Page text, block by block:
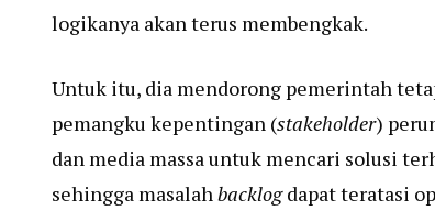
logikanya akan terus membengkak.
Untuk itu, dia mendorong pemerintah
pemangku kepentingan (stakeholder)
dan media massa untuk mencari solusi
sehingga masalahbacklogdapat teratasi